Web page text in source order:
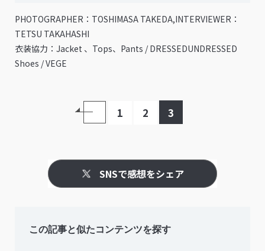
PHOTOGRAPHER：TOSHIMASA TAKEDA,INTERVIEWER：
TETSU TAKAHASHI
衣装協力：Jacket 、Tops、Pants / DRESSEDUNDRESSED
Shoes / VEGE
1 2 3
SNSで感想をシェア
この記事と似たコンテンツを探す